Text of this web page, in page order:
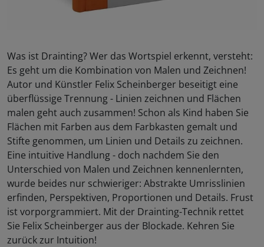
Was ist Drainting? Wer das Wortspiel erkennt, versteht:
Es geht um die Kombination von Malen und Zeichnen!
Autor und Künstler Felix Scheinberger beseitigt eine
überflüssige Trennung - Linien zeichnen und Flächen
malen geht auch zusammen! Schon als Kind haben Sie
Flächen mit Farben aus dem Farbkasten gemalt und
Stifte genommen, um Linien und Details zu zeichnen.
Eine intuitive Handlung - doch nachdem Sie den
Unterschied von Malen und Zeichnen kennenlernten,
wurde beides nur schwieriger: Abstrakte Umrisslinien
erfinden, Perspektiven, Proportionen und Details. Frust
ist vorporgrammiert. Mit der Drainting-Technik rettet
Sie Felix Scheinberger aus der Blockade. Kehren Sie
zurück zur Intuition!